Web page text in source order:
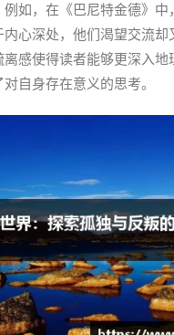
如，在《巴尼特金德》中
心深处，他们渴望交流却
感使得读者能够更深入地
自身存在意义的思考。